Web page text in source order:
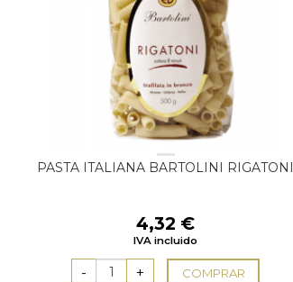
PASTA ITALIANA BARTOLINI RIGATONI
4,32 €
IVA incluido
COMPRAR